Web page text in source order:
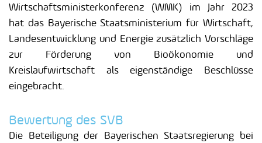
Wirtschaftsministerkonferenz (WMK) im Jahr 2023
hat das Bayerische Staatsministerium für Wirtschaft,
Landesentwicklung und Energie zusätzlich Vorschläge
zur Förderung von Bioökonomie und
Kreislaufwirtschaft als eigenständige Beschlüsse
eingebracht.
Bewertung des SVB
Die Beteiligung der Bayerischen Staatsregierung bei